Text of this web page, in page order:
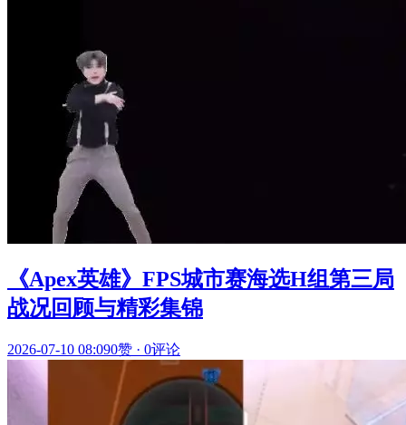
《Apex英雄》FPS城市赛海选H组第三局
战况回顾与精彩集锦
2026-07-10 08:090赞 · 0评论